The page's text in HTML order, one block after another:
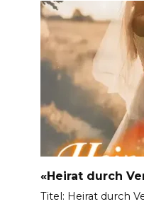
«Heirat durch
Titel: Heirat durch